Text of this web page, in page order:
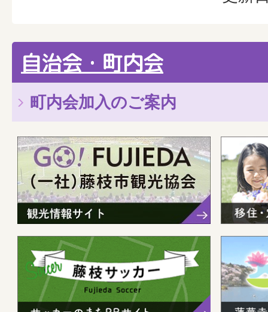
自治会・町内会
町内会加入のご案内